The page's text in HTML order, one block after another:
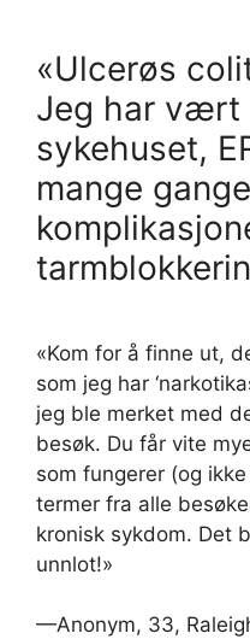
«Ulcerøs
Jeg har vært
sykehuset,
mange
«Kom for å finne ut,
som jeg har
jeg ble merket med
besøk. Du får vite
som fungerer (og
termer fra alle
kronisk sykdom. Det
unnlot!»
—Anonym, 33,